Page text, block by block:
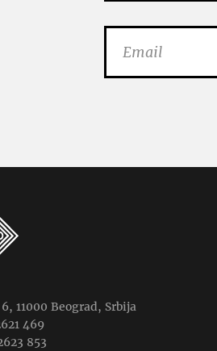
11000 Beograd, Srbija
469
853